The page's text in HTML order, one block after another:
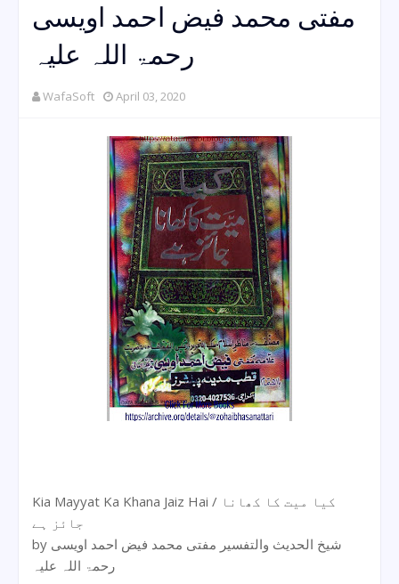
مفتی محمد فیض احمد اویسی
رحمۃ اللہ علیہ
WafaSoft April 03, 2020
Kia Mayyat Ka Khana Jaiz Hai / کیا میت کا کھانا
جائز ہے
by شیخ الحدیث والتفسیر مفتی محمد فیض احمد اویسی
رحمۃ اللہ علیہ